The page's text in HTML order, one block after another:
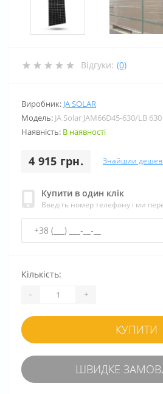
Відгуки: (0)
Виробник: JA SOLAR
Модель: JA Solar JAM66D45-630/LB
Наявність: В наявності
4 915 грн. Знайшли
Купити в один клік
Введіть номер телефону і ми
Кількість:
- +
КУПИТИ
ШВИДКЕ